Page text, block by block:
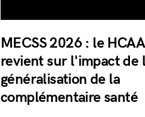
MECSS 2026 : le
revient sur l'impact de
généralisation de la
complémentaire santé